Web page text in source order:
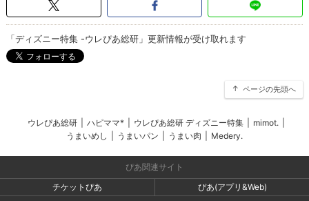
「ディズニー特集 -ウレぴあ総研」更新情報が受け取れます
ページの先頭へ
ウレぴあ総研 ハピママ* ウレぴあ総研 ディズニー特集 mimot.
うまいめし
うまいパン うまい肉 Medery.
ぴあ関連サイト
チケットぴあ
ぴあ(アプリ&Web)